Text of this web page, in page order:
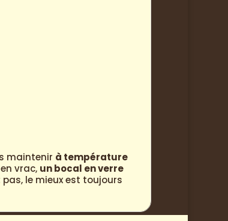
maintenir à température
vrac, un bocal en verre
le mieux est toujours